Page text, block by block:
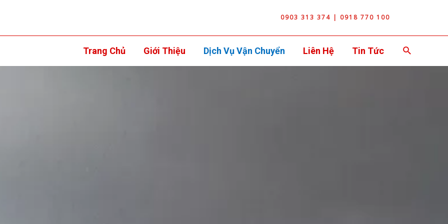
0903 313 374 | 0918 770 100
Trang Chủ Giới Thiệu Dịch Vụ Vận Chuyển Liên Hệ Tin Tức Search